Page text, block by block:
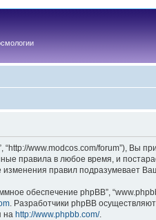
www.modcos.com/forum”), Вы
правила в любое время, и
правил подразумевает
обеспечение phpBB”,
. Разработчики phpBB
на http://www.phpbb.com/.